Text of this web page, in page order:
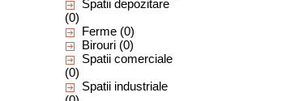
Spatii depozitare
(0)
Ferme(0)
Birouri(0)
Spatii comerciale
(0)
Spatii industriale